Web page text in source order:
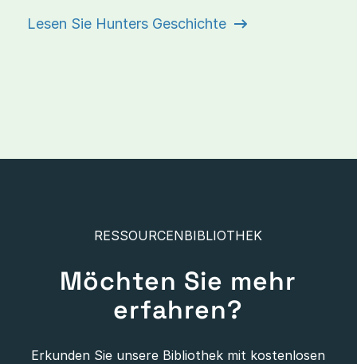
Lesen Sie Hunters Geschichte
RESSOURCENBIBLIOTHEK
Möchten Sie mehr
erfahren?
Erkunden Sie unsere Bibliothek mit kostenlosen